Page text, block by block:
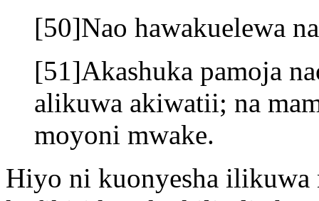
[50]Nao hawakuelewa
[51]Akashuka pamoja
alikuwa akiwatii; na
moyoni mwake.
Hiyo ni kuonyesha ilikuwa